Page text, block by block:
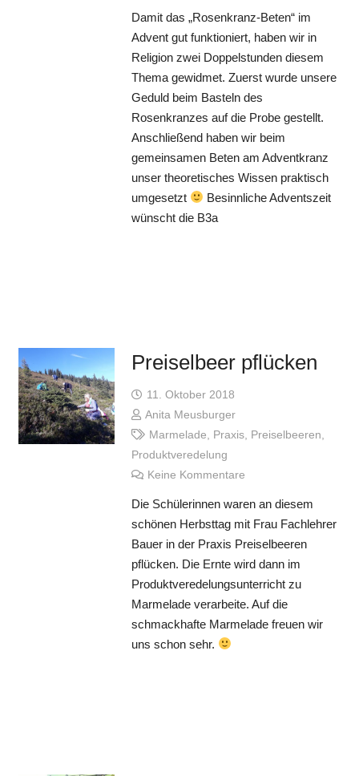
Damit das „Rosenkranz-Beten“ im
Advent gut funktioniert, haben wir in
Religion zwei Doppelstunden diesem
Thema gewidmet. Zuerst wurde unsere
Geduld beim Basteln des
Rosenkranzes auf die Probe gestellt.
Anschließend haben wir beim
gemeinsamen Beten am Adventkranz
unser theoretisches Wissen praktisch
umgesetzt
Besinnliche Adventszeit
wünscht die B3a
Preiselbeer pflücken
11. Oktober 2018
Anita Meusburger
Marmelade, Praxis, Preiselbeeren,
Produktveredelung
Keine Kommentare
Die Schülerinnen waren an diesem
schönen Herbsttag mit Frau Fachlehrer
Bauer in der Praxis Preiselbeeren
pflücken. Die Ernte wird dann im
Produktveredelungsunterricht zu
Marmelade verarbeite. Auf die
schmackhafte Marmelade freuen wir
uns schon sehr.